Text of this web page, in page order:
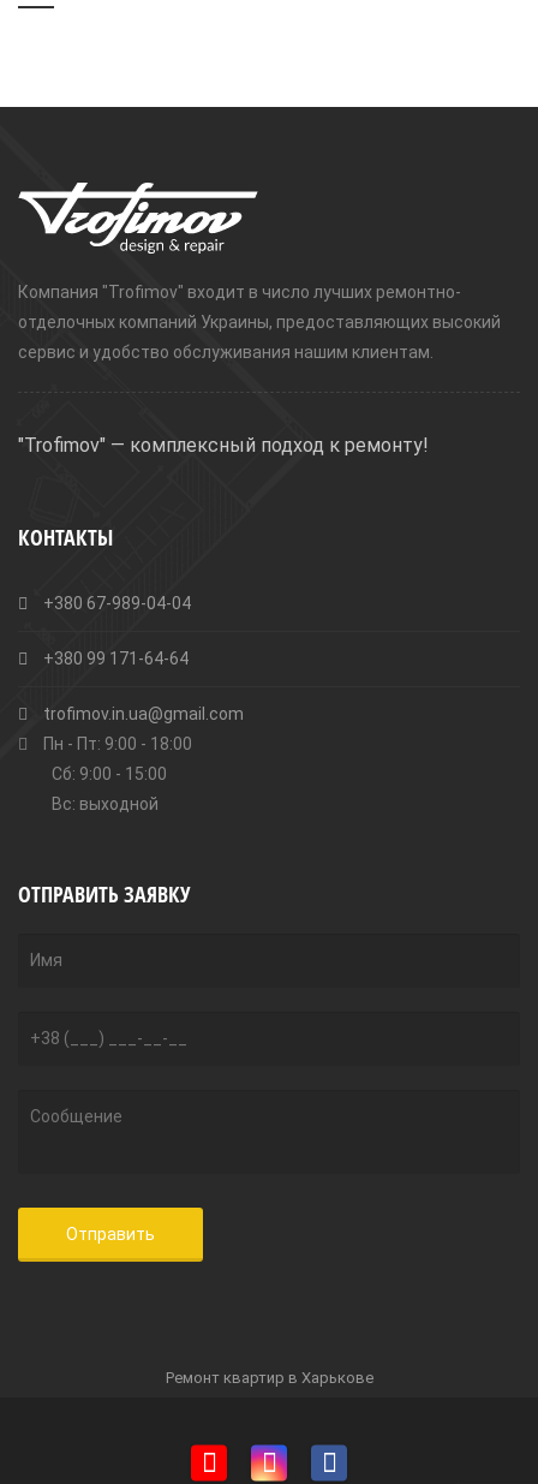
Компания "Trofimov" входит в число лучших ремонтно-
отделочных компаний Украины, предоставляющих высокий
сервис и удобство обслуживания нашим клиентам.
"Trofimov" — комплексный подход к ремонту!
КОНТАКТЫ
+380 67-989-04-04
+380 99 171-64-64
trofimov.in.ua@gmail.com
Пн - Пт: 9:00 - 18:00
Сб: 9:00 - 15:00
Вс: выходной
ОТПРАВИТЬ ЗАЯВКУ
Ремонт квартир в Харькове